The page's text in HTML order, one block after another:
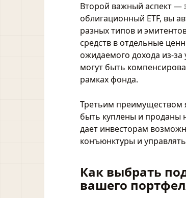
Второй важный аспект —
облигационный ETF, вы
разных типов и
средств в отдельные
ожидаемого дохода из-
могут быть
рамках фонда.
Третьим преимуществом
быть куплены и проданы
дает инвесторам
конъюнктуры и
Как выбрать
вашего